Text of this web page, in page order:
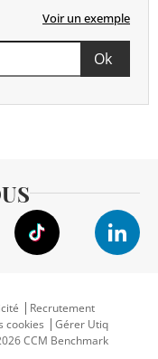
Voir un exemple
Recrutement
cookies
Gérer Utiq
CCM Benchmark